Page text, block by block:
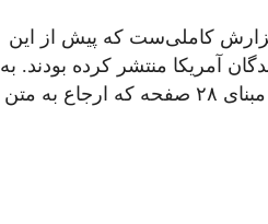
تازه انتشار یافته در واقع صفحات ۴۱۵ تا ۴۴۳ گزارش کاملی‌ست که پیش از این
آمریکا منتشر کرده بودند. به
همین دلیل در این مطلب اشاره‌ها به صفحات گزارش نه بر مبنای ۲۸ صفحه که ارجاع به متن